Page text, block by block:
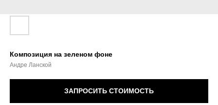
Композиция на зеленом фоне
Андре Ланской
ЗАПРОСИТЬ СТОИМОСТЬ